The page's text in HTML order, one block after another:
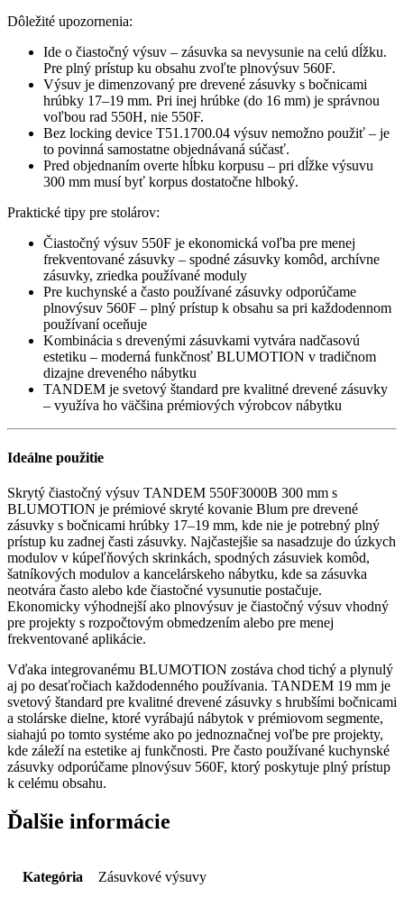
Dôležité upozornenia:
Ide o čiastočný výsuv – zásuvka sa nevysunie na celú dĺžku.
Pre plný prístup ku obsahu zvoľte plnovýsuv 560F.
Výsuv je dimenzovaný pre drevené zásuvky s bočnicami
hrúbky 17–19 mm. Pri inej hrúbke (do 16 mm) je správnou
voľbou rad 550H, nie 550F.
Bez locking device T51.1700.04 výsuv nemožno použiť – je
to povinná samostatne objednávaná súčasť.
Pred objednaním overte hĺbku korpusu – pri dĺžke výsuvu
300 mm musí byť korpus dostatočne hlboký.
Praktické tipy pre stolárov:
Čiastočný výsuv 550F je ekonomická voľba pre menej
frekventované zásuvky – spodné zásuvky komôd, archívne
zásuvky, zriedka používané moduly
Pre kuchynské a často používané zásuvky odporúčame
plnovýsuv 560F – plný prístup k obsahu sa pri každodennom
používaní oceňuje
Kombinácia s drevenými zásuvkami vytvára nadčasovú
estetiku – moderná funkčnosť BLUMOTION v tradičnom
dizajne dreveného nábytku
TANDEM je svetový štandard pre kvalitné drevené zásuvky
– využíva ho väčšina prémiových výrobcov nábytku
Ideálne použitie
Skrytý čiastočný výsuv TANDEM 550F3000B 300 mm s
BLUMOTION je prémiové skryté kovanie Blum pre drevené
zásuvky s bočnicami hrúbky 17–19 mm, kde nie je potrebný plný
prístup ku zadnej časti zásuvky. Najčastejšie sa nasadzuje do úzkych
modulov v kúpeľňových skrinkách, spodných zásuviek komôd,
šatníkových modulov a kancelárskeho nábytku, kde sa zásuvka
neotvára často alebo kde čiastočné vysunutie postačuje.
Ekonomicky výhodnejší ako plnovýsuv je čiastočný výsuv vhodný
pre projekty s rozpočtovým obmedzením alebo pre menej
frekventované aplikácie.
Vďaka integrovanému BLUMOTION zostáva chod tichý a plynulý
aj po desaťročiach každodenného používania. TANDEM 19 mm je
svetový štandard pre kvalitné drevené zásuvky s hrubšími bočnicami
a stolárske dielne, ktoré vyrábajú nábytok v prémiovom segmente,
siahajú po tomto systéme ako po jednoznačnej voľbe pre projekty,
kde záleží na estetike aj funkčnosti. Pre často používané kuchynské
zásuvky odporúčame plnovýsuv 560F, ktorý poskytuje plný prístup
k celému obsahu.
Ďalšie informácie
Kategória Zásuvkové výsuvy